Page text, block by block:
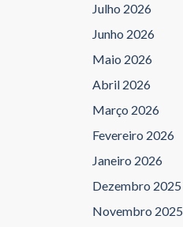
Julho 2026
Junho 2026
Maio 2026
Abril 2026
Março 2026
Fevereiro 2026
Janeiro 2026
Dezembro 2025
Novembro 2025